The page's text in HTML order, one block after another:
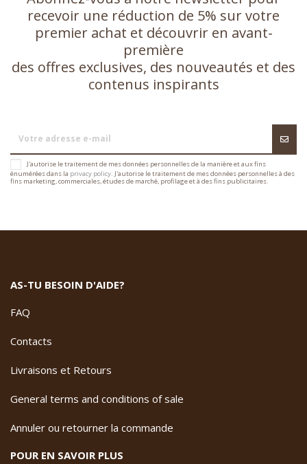
recevoir une réduction de 5% sur votre
premier achat et découvrir en avant-
première
des offres exclusives, des nouveautés et des
contenus inspirants
J'autorise le traitement de mes données personnelles de la manière et aux fins
énumérées dans la privacy policy. J'autorise le traitement de mes données personnelles à des
fins marketing, commerciales, études de marché, profilage et à des fins publicitaires.
AS-TU BESOIN D'AIDE?
FAQ
Contacts
Livraisons et Retours
General terms and conditions of sale
Annuler ou retourner la commande
POUR EN SAVOIR PLUS